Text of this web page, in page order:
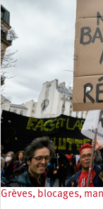
Grèves, blocages,